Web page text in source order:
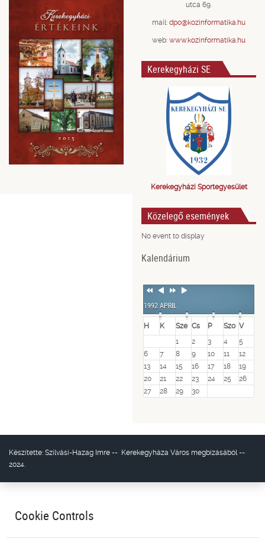
utca 69.
mail: dpo@kozinformatika.hu
web: www.kozinformatika.hu
Kerekegyházi SE
Kerekegyházi Sportegyesület
Közelegő események
No event to display
Kalendárium
Previous
Previous
NextNext
1992 APRIL
H K Sze Cs P Szo V
1
2 3 4
5
6
7 8 9 10 11
12
13
14 15 16 17 18
19
20
21 22 23 24 25
26
27
28 29 30
Készítette: Szilvási-Hazag Imre -- Kerekegyháza Város megbízásából --
2024.
Cookie Controls